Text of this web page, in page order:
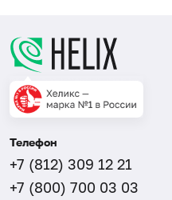
Телефон
+7 (812) 309 12 21
+7 (800) 700 03 03